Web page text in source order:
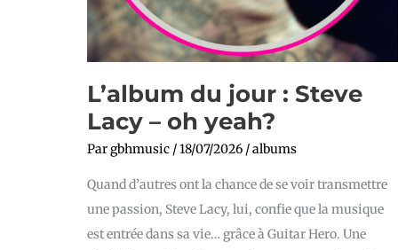
L’album du jour : Steve
Lacy – oh yeah?
Pargbhmusic /18/07/2026 /albums
Quand d’autres ont la chance de se voir transmettre
une passion, Steve Lacy, lui, confie que la musique
est entrée dans sa vie… grâce à Guitar Hero. Une